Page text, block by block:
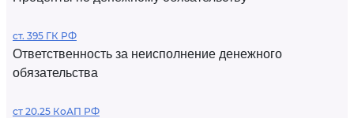
ст. 395 ГК РФ
Ответственность за неисполнение денежного
обязательства
ст 20.25 КоАП РФ